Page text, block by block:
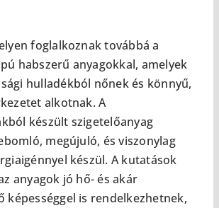
foglalkoznak továbbá a
habszerű anyagokkal, amelyek
hulladékból nőnek és könnyű,
alkotnak. A
készült szigetelőanyag
megújuló, és viszonylag
készül. A kutatások
anyagok jó hő- és akár
képességgel is rendelkezhetnek,